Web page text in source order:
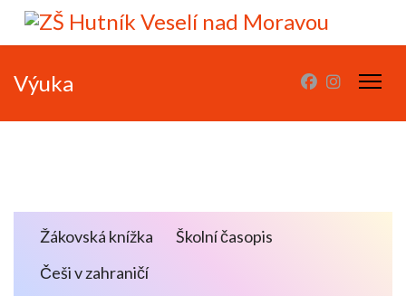
Výuka
Žákovská knížka
Školní časopis
Češi v zahraničí